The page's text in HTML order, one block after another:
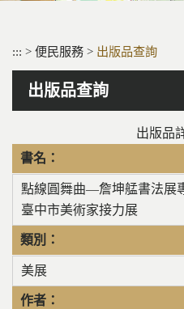
::: > 便民服務 > 出版品查詢
出版品查詢
出版品
書名：
點線圓舞曲—詹坤艋書法展
臺中市美術家接力展
類別：
美展
作者：